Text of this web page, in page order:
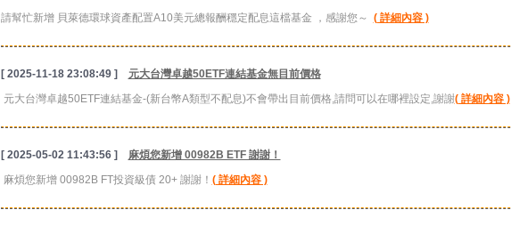
請幫忙新增 貝萊德環球資產配置A10美元總報酬穩定配息這檔基金 ，感謝您～ ( 詳細內容 )
[ 2025-11-18 23:08:49 ]
元大台灣卓越50ETF連結基金無目前價格
元大台灣卓越50ETF連結基金-(新台幣A類型不配息)不會帶出目前價格,請問可以在哪裡設定,謝謝( 詳細內容 )
[ 2025-05-02 11:43:56 ]
麻煩您新增 00982B ETF 謝謝！
麻煩您新增 00982B FT投資級債 20+ 謝謝！ ( 詳細內容 )